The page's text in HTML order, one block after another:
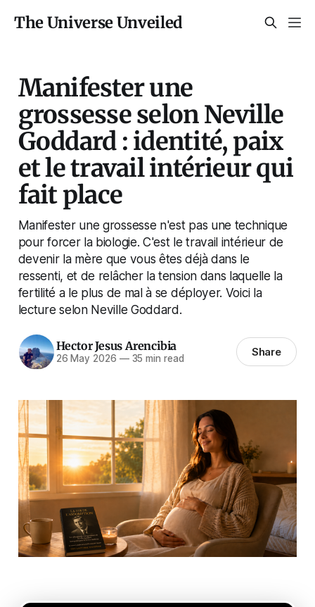
The Universe Unveiled
Manifester une
grossesse selon Neville
Goddard : identité, paix
et le travail intérieur qui
fait place
Manifester une grossesse n'est pas une technique
pour forcer la biologie. C'est le travail intérieur de
devenir la mère que vous êtes déjà dans le
ressenti, et de relâcher la tension dans laquelle la
fertilité a le plus de mal à se déployer. Voici la
lecture selon Neville Goddard.
Hector Jesus Arencibia
26 May 2026 —35 min read Share